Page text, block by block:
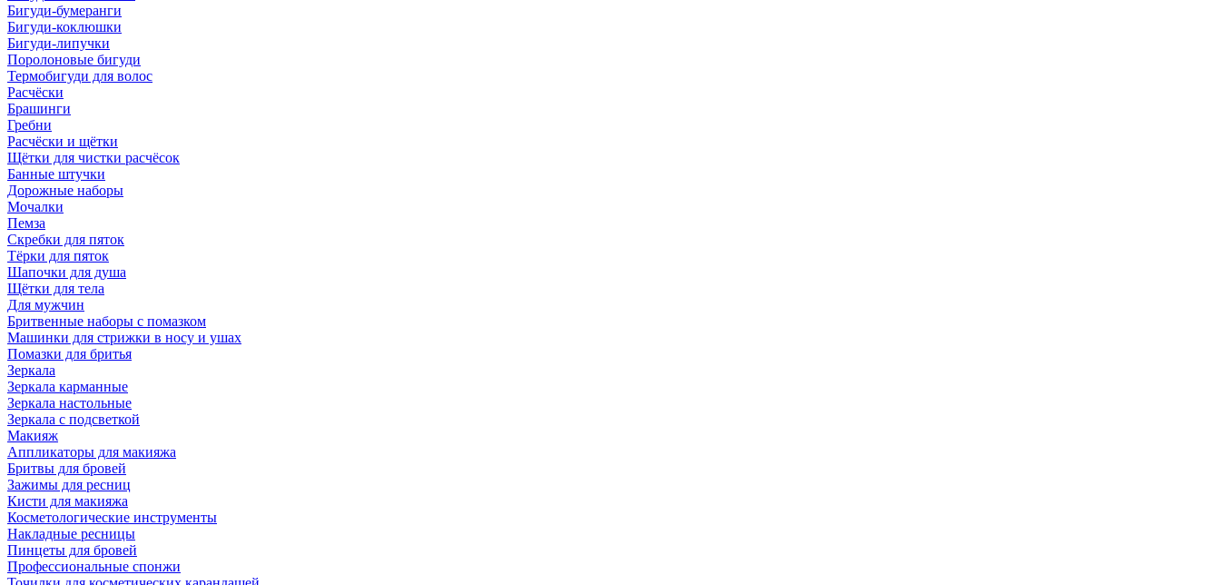
Бигуди-бумеранги
Бигуди-коклюшки
Бигуди-липучки
Поролоновые бигуди
Термобигуди для волос
Расчёски
Брашинги
Гребни
Расчёски и щётки
Щётки для чистки расчёсок
Банные штучки
Дорожные наборы
Мочалки
Пемза
Скребки для пяток
Тёрки для пяток
Шапочки для душа
Щётки для тела
Для мужчин
Бритвенные наборы с помазком
Машинки для стрижки в носу и ушах
Помазки для бритья
Зеркала
Зеркала карманные
Зеркала настольные
Зеркала с подсветкой
Макияж
Аппликаторы для макияжа
Бритвы для бровей
Зажимы для ресниц
Кисти для макияжа
Косметологические инструменты
Накладные ресницы
Пинцеты для бровей
Профессиональные спонжи